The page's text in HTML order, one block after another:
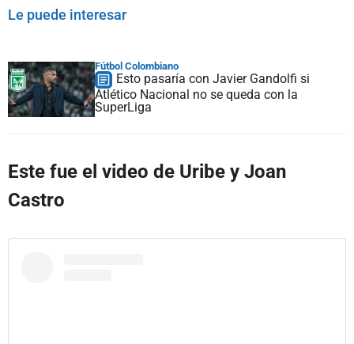
Le puede interesar
Fútbol Colombiano
Esto pasaría con Javier Gandolfi si
Atlético Nacional no se queda con la
SuperLiga
Este fue el video de Uribe y Joan
Castro